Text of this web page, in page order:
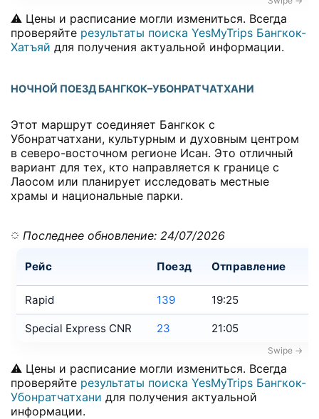
⚠️ Цены и расписание могли измениться. Всегда
проверяйте результаты поиска YesMyTrips Бангкок-
Хатъяй для получения актуальной информации.
НОЧНОЙ ПОЕЗД БАНГКОК–УБОНРАТЧАТХАНИ
Этот маршрут соединяет Бангкок с
Убонратчатхани, культурным и духовным центром
в северо-восточном регионе Исан. Это отличный
вариант для тех, кто направляется к границе с
Лаосом или планирует исследовать местные
храмы и национальные парки.
Последнее обновление: 24/07/2026
Рейс Поезд Отправление
Rapid 139 19:25
Special Express CNR 23 21:05
⚠️ Цены и расписание могли измениться. Всегда
проверяйте результаты поиска YesMyTrips Бангкок-
Убонратчатхани для получения актуальной
информации.